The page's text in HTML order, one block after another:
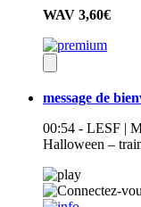
WAV 3,60€
message de
00:54 - LESF |
Halloween –